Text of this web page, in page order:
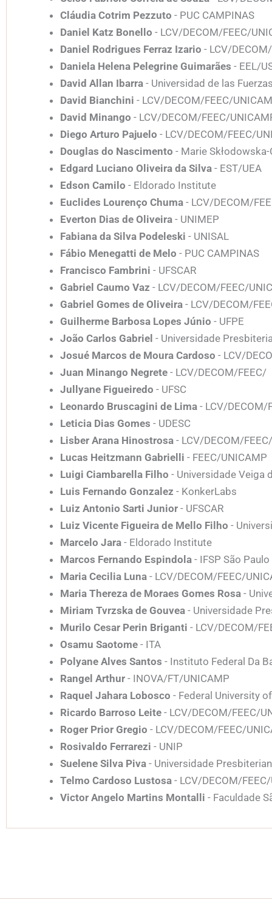
Cláudia Cotrim Pezzuto - PUC CAMPINAS
Daniel Katz Bonello - LCV/DECOM/FEEC/
Daniel Rodrigues Ferraz Izario - LCV/
Daniela Helena Pelegrine Guimarães - EEL/
David Allan Ibarra - Universidad de las
David Bianchini - LCV/DECOM/FEEC/
David Minango - LCV/DECOM/FEEC/
Diego Arturo Pajuelo - LCV/DECOM/FEEC/
Douglas do Nascimento - Marie
Edgard Luciano Oliveira da Silva - EST/UEA
Edson Camilo - Eldorado Institute
Euclides Lourenço Chuma - LCV/DECOM/
Everton Dias de Oliveira - UNIMEP
Fabiana da Silva Podeleski - UNISAL
Fábio Menegatti de Melo - PUC CAMPINAS
Francisco Fambrini - UFSCAR
Gabriel Caumo Vaz - LCV/DECOM/FEEC/
Gabriel Gomes de Oliveira - LCV/DECOM/
Guilherme Barbosa Lopes Júnio - UFPE
João Carlos Gabriel - Universidade
Josué Marcos de Moura Cardoso - LCV/
Juan Minango Negrete - LCV/DECOM/FEEC/
Jullyane Figueiredo - UFSC
Leonardo Bruscagini de Lima - LCV/DECOM/
Leticia Dias Gomes - UDESC
Lisber Arana Hinostrosa - LCV/DECOM/
Lucas Heitzmann Gabrielli - FEEC/UNICAMP
Luigi Ciambarella Filho - Universidade Veiga
Luis Fernando Gonzalez - KonkerLabs
Luiz Antonio Sarti Junior - UFSCAR
Luiz Vicente Figueira de Mello Filho -
Marcelo Jara - Eldorado Institute
Marcos Fernando Espindola - IFSP São Paulo
Maria Cecilia Luna - LCV/DECOM/FEEC/
Maria Thereza de Moraes Gomes Rosa -
Miriam Tvrzska de Gouvea - Universidade
Murilo Cesar Perin Briganti - LCV/DECOM/
Osamu Saotome - ITA
Polyane Alves Santos - Instituto Federal Da
Rangel Arthur - INOVA/FT/UNICAMP
Raquel Jahara Lobosco - Federal University
Ricardo Barroso Leite - LCV/DECOM/FEEC/
Roger Prior Gregio - LCV/DECOM/FEEC/
Rosivaldo Ferrarezi - UNIP
Suelene Silva Piva - Universidade
Telmo Cardoso Lustosa - LCV/DECOM/
Victor Angelo Martins Montalli - Faculdade